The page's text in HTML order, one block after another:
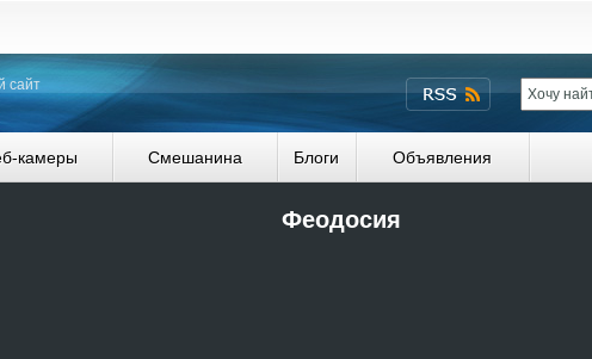
сайт
камеры Смешанина Блоги Объявления
Феодосия